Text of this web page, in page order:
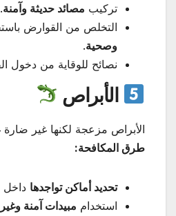
تركيب مصائد حديثة وآمنة.
التخلص من القوارض
وصحية.
نصائح للوقاية من دخول
الأبراص
الأبراص مزعجة لكنها غير ضارة
طرق المكافحة:
تحديد أماكن تواجدها داخل
استخدام مبيدات آمنة